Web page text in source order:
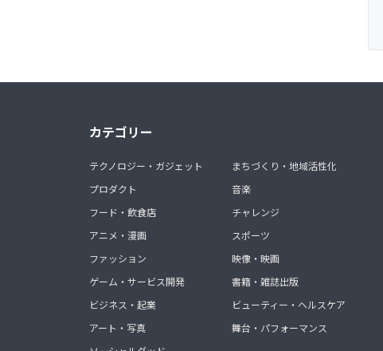
カテゴリー
テクノロジー・ガジェット
プロダクト
フード・飲食店
アニメ・漫画
ファッション
ゲーム・サービス開発
ビジネス・起業
アート・写真
まちづくり・地域活性化
音楽
チャレンジ
スポーツ
映像・映画
書籍・雑誌出版
ビューティー・ヘルスケア
舞台・パフォーマンス